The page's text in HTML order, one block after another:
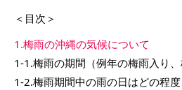
＜目次＞
1.梅雨の沖縄の気候について
1-1.梅雨の期間（例年の梅雨入り
1-2.梅雨期間中の雨の日はどの程度